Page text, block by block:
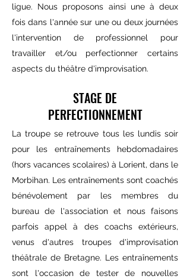
ligue. Nous proposons ainsi une à deux
fois dans l'année sur une ou deux journées
l'intervention de professionnel pour
travailler et/ou perfectionner certains
aspects du théâtre d'improvisation.
STAGE DE
PERFECTIONNEMENT
La troupe se retrouve tous les lundis soir
pour les entraînements hebdomadaires
(hors vacances scolaires) à Lorient, dans le
Morbihan. Les entraînements sont coachés
bénévolement par les membres du
bureau de l'association et nous faisons
parfois appel à des coachs extérieurs,
venus d'autres troupes d'improvisation
théâtrale de Bretagne. Les entraînements
sont l'occasion de tester de nouvelles